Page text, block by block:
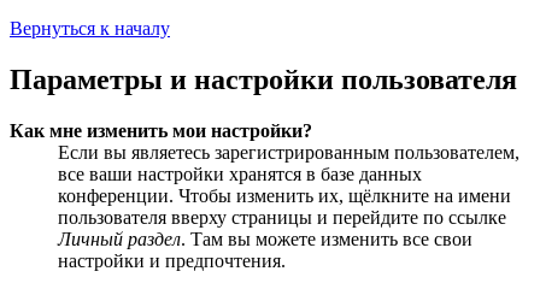
Вернуться к началу
Параметры и настройки пользователя
Как мне изменить мои настройки?
Если вы являетесь зарегистрированным пользователем,
все ваши настройки хранятся в базе данных
конференции. Чтобы изменить их, щёлкните на имени
пользователя вверху страницы и перейдите по ссылке
Личный раздел. Там вы можете изменить все свои
настройки и предпочтения.